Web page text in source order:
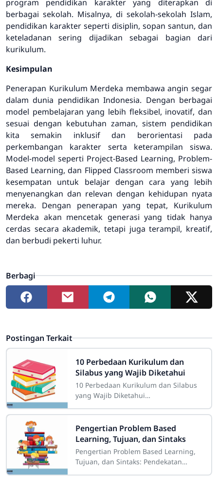
program pendidikan karakter yang diterapkan di
berbagai sekolah. Misalnya, di sekolah-sekolah Islam,
pendidikan karakter seperti disiplin, sopan santun, dan
keteladanan sering dijadikan sebagai bagian dari
kurikulum.
Kesimpulan
Penerapan Kurikulum Merdeka membawa angin segar
dalam dunia pendidikan Indonesia. Dengan berbagai
model pembelajaran yang lebih fleksibel, inovatif, dan
sesuai dengan kebutuhan zaman, sistem pendidikan
kita semakin inklusif dan berorientasi pada
perkembangan karakter serta keterampilan siswa.
Model-model seperti Project-Based Learning, Problem-
Based Learning, dan Flipped Classroom memberi siswa
kesempatan untuk belajar dengan cara yang lebih
menyenangkan dan relevan dengan kehidupan nyata
mereka. Dengan penerapan yang tepat, Kurikulum
Merdeka akan mencetak generasi yang tidak hanya
cerdas secara akademik, tetapi juga terampil, kreatif,
dan berbudi pekerti luhur.
Berbagi
Postingan Terkait
10 Perbedaan Kurikulum dan
Silabus yang Wajib Diketahui
10 Perbedaan Kurikulum dan Silabus
yang Wajib Diketahui
pendidikan Indonesia, ada dua istilah
yang sering digunakan dan
Pengertian Problem Based
Learning, Tujuan, dan Sintaks
Pengertian Problem Based Learning,
Tujuan, dan Sintaks: Pendekatan